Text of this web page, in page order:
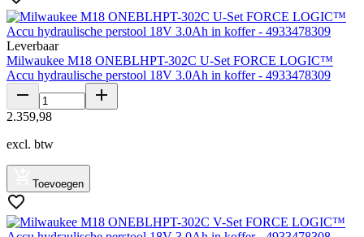
Leverbaar
Milwaukee M18 ONEBLHPT-302C U-Set FORCE LOGIC™
Accu hydraulische perstool 18V 3.0Ah in koffer - 4933478309
2.359,98
excl. btw
Toevoegen